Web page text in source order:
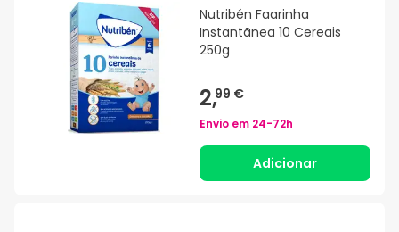
Nutribén Faarinha
Instantãnea 10 Cereais
250g
2,99 €
Envio em 24-72h
Adicionar